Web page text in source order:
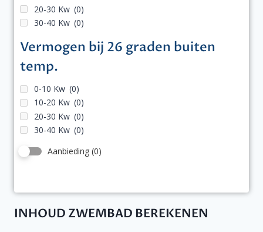
20-30 Kw (0)
30-40 Kw (0)
Vermogen bij 26 graden buiten
temp.
0-10 Kw (0)
10-20 Kw (0)
20-30 Kw (0)
30-40 Kw (0)
Aanbieding (0)
INHOUD ZWEMBAD BEREKENEN